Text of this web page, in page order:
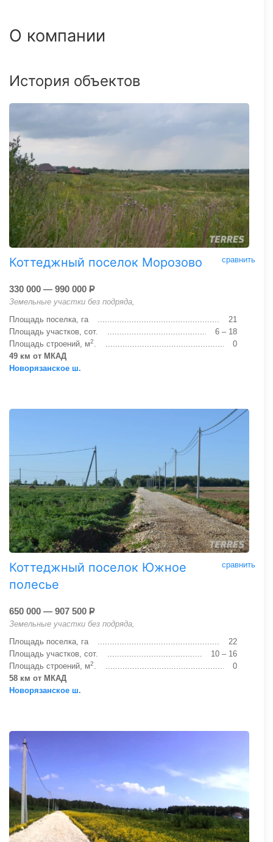
О компании
История объектов
сравнить
Коттеджный поселок Морозово
330 000 — 990 000 Р
Земельные участки без подряда,
Площадь поселка, га
21
Площадь участков, сот.
6 – 18
Площадь строений, м2
0
49 км от МКАД
Новорязанское ш.
сравнить
Коттеджный поселок Южное
полесье
650 000 — 907 500 Р
Земельные участки без подряда,
Площадь поселка, га
22
Площадь участков, сот.
10 – 16
Площадь строений, м2
0
58 км от МКАД
Новорязанское ш.